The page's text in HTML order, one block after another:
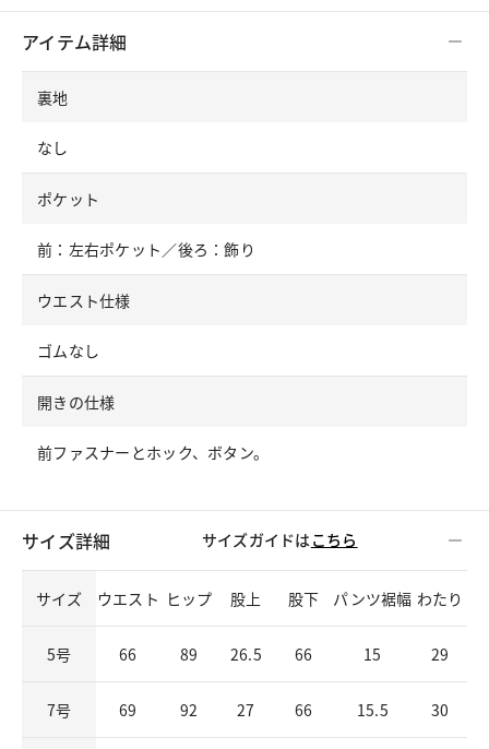
アイテム詳細
裏地
なし
ポケット
前：左右ポケット／後ろ：飾り
ウエスト仕様
ゴムなし
開きの仕様
前ファスナーとホック、ボタン。
サイズ詳細 サイズガイドはこちら
サイズ ウエスト ヒップ 股上 股下 パンツ裾幅 わたり
5号 66 89 26.5 66 15 29
7号 69 92 27 66 15.5 30